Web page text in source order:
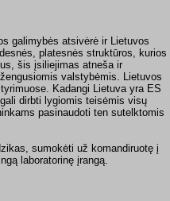
galimybės atsivėrė ir Lietuvos
platesnės struktūros, kurios
šis įsiliejimas atneša ir
valstybėmis. Lietuvos
Kadangi Lietuva yra ES
dirbti lygiomis teisėmis visų
pasinaudoti ten sutelktomis
sumokėti už komandiruotę į
laboratorinę įrangą.